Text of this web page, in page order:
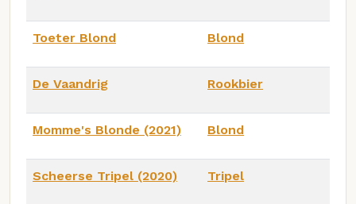
Toeter Blond Blond
De Vaandrig Rookbier
Momme's Blonde (2021) Blond
Scheerse Tripel (2020) Tripel